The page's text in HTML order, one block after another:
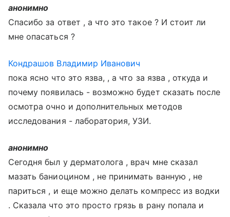
анонимно
Спасибо за ответ , а что это такое ? И стоит ли
мне опасаться ?
Кондрашов Владимир Иванович
пока ясно что это язва, , а что за язва , откуда и
почему появилась - возможно будет сказать после
осмотра очно и дополнительных методов
исследования - лаборатория, УЗИ.
анонимно
Сегодня был у дерматолога , врач мне сказал
мазать баниоцином , не принимать ванную , не
париться , и еще можно делать компресс из водки
. Сказала что это просто грязь в рану попала и